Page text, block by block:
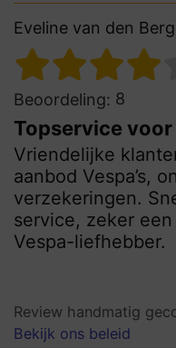
Eveline van den Berg
Beoordeling: 8
Topservice
Vriendelijke
aanbod Vespa’s,
verzekeringen.
service, zeker
Vespa-liefhebber.
Review handmatig
Bekijk ons beleid